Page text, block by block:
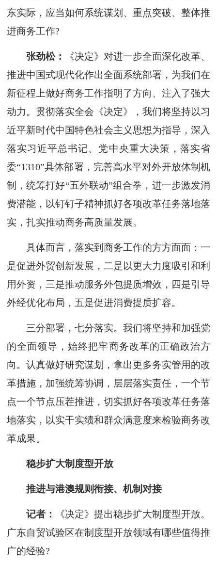
东实际，应当如何系统谋划、重点突破、整体推
进商务工作?
张劲松：
《决定》对进一步全面深化改革、
推进中国式现代化作出全面系统部署，为我们在
新征程上做好商务工作指明了方向、注入了强大
动力。贯彻落实全会《决定》，我们将坚持以习
近平新时代中国特色社会主义思想为指导，深入
落实习近平总书记、党中央重大决策，落实省
委“1310”具体部署，完善高水平对外开放体制机
制，统筹打好“五外联动”组合拳，进一步激发消
费潜能，以钉钉子精神抓好各项改革任务落地落
实，扎实推动商务高质量发展。
具体而言，落实到商务工作的方方面面：一
是促进外贸创新发展，二是以更大力度吸引和利
用外资，三是推动服务外包提质增效，四是引导
外经优化布局，五是促进消费提质扩容。
三分部署，七分落实。我们将坚持和加强党
的全面领导，始终把牢商务改革的正确政治方
向。认真做好研究谋划，拿出更多务实管用的改
革措施，加强统筹协调，层层落实责任，一个节
点一个节点压茬推进，切实抓好各项改革任务落
地落实，以实干实绩和群众满意度来检验商务改
革成果。
稳步扩大制度型开放
推进与港澳规则衔接、机制对接
记者：
《决定》提出稳步扩大制度型开放。
广东自贸试验区在制度型开放领域有哪些值得推
广的经验?